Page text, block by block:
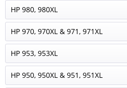
HP 980, 980XL
HP 970, 970XL & 971, 971XL
HP 953, 953XL
HP 950, 950XL & 951, 951XL